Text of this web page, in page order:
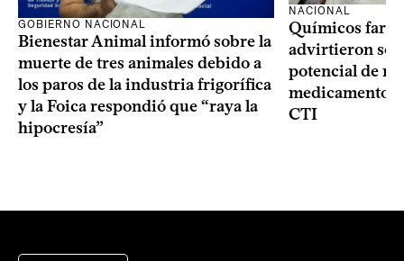
GOBIERNO NACIONAL
Bienestar Animal informó sobre la
muerte de tres animales debido a
los paros de la industria frigorífica
y la Foica respondió que “raya la
hipocresía”
NACIONAL
Químicos
advirtieron
potencial de
medicamentos
CTI